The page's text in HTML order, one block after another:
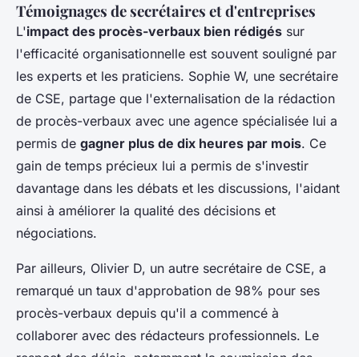
Témoignages de secrétaires et d'entreprises
L'impact des procès-verbaux bien rédigés sur
l'efficacité organisationnelle est souvent souligné par
les experts et les praticiens. Sophie W, une secrétaire
de CSE, partage que l'externalisation de la rédaction
de procès-verbaux avec une agence spécialisée lui a
permis de gagner plus de dix heures par mois. Ce
gain de temps précieux lui a permis de s'investir
davantage dans les débats et les discussions, l'aidant
ainsi à améliorer la qualité des décisions et
négociations.
Par ailleurs, Olivier D, un autre secrétaire de CSE, a
remarqué un taux d'approbation de 98% pour ses
procès-verbaux depuis qu'il a commencé à
collaborer avec des rédacteurs professionnels. Le